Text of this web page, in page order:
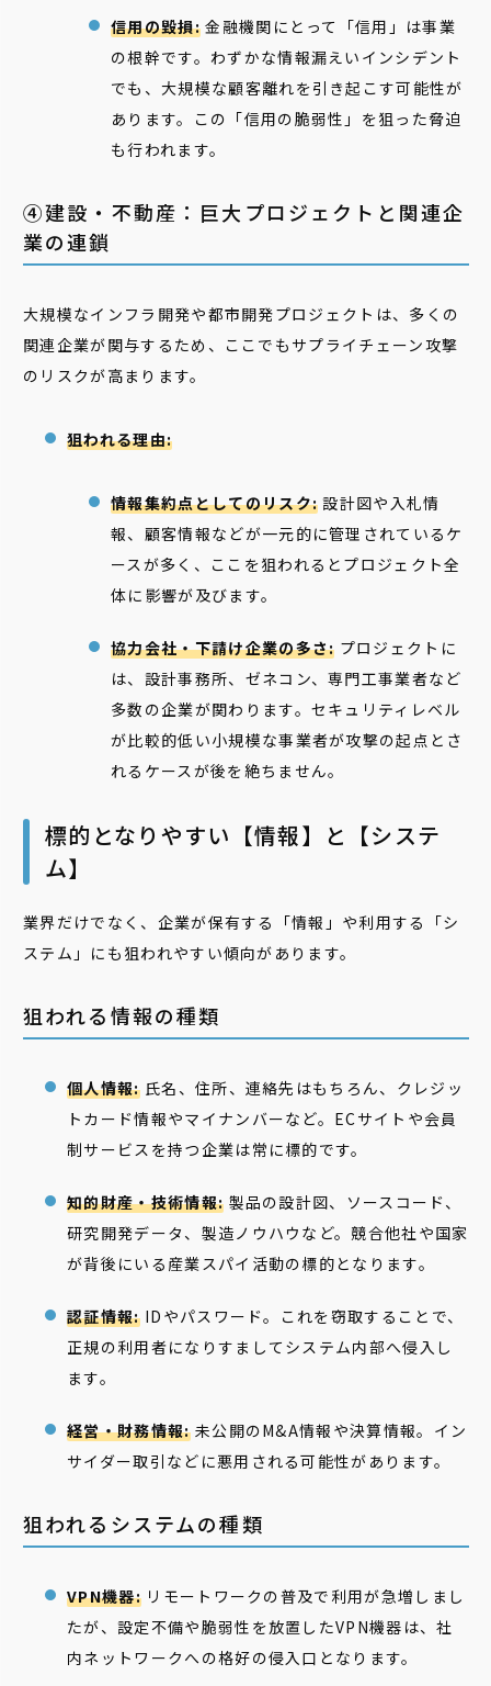
信用の毀損:金融機関にとって「信用」は事業
の根幹です。わずかな情報漏えいインシデント
でも、大規模な顧客離れを引き起こす可能性が
あります。この「信用の脆弱性」を狙った脅迫
も行われます。
④建設・不動産：巨大プロジェクトと関連企
業の連鎖
大規模なインフラ開発や都市開発プロジェクトは、多くの
関連企業が関与するため、ここでもサプライチェーン攻撃
のリスクが高まります。
狙われる理由:
情報集約点としてのリスク: 設計図や入札情
報、顧客情報などが一元的に管理されているケ
ースが多く、ここを狙われるとプロジェクト全
体に影響が及びます。
協力会社・下請け企業の多さ: プロジェクトに
は、設計事務所、ゼネコン、専門工事業者など
多数の企業が関わります。セキュリティレベル
が比較的低い小規模な事業者が攻撃の起点とさ
れるケースが後を絶ちません。
標的となりやすい【情報】と【システ
ム】
業界だけでなく、企業が保有する「情報」や利用する「シ
ステム」にも狙われやすい傾向があります。
狙われる情報の種類
個人情報:氏名、住所、連絡先はもちろん、クレジッ
トカード情報やマイナンバーなど。ECサイトや会員
制サービスを持つ企業は常に標的です。
知的財産・技術情報: 製品の設計図、ソースコード、
研究開発データ、製造ノウハウなど。競合他社や国家
が背後にいる産業スパイ活動の標的となります。
認証情報:IDやパスワード。これを窃取することで、
正規の利用者になりすましてシステム内部へ侵入し
ます。
経営・財務情報:未公開のM&A情報や決算情報。イン
サイダー取引などに悪用される可能性があります。
狙われるシステムの種類
VPN機器:リモートワークの普及で利用が急増しまし
たが、設定不備や脆弱性を放置したVPN機器は、社
内ネットワークへの格好の侵入口となります。